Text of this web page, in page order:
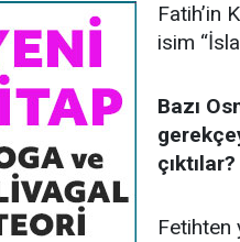
Fatih’in
isim
Bazı
çıktılar?
Fetihten